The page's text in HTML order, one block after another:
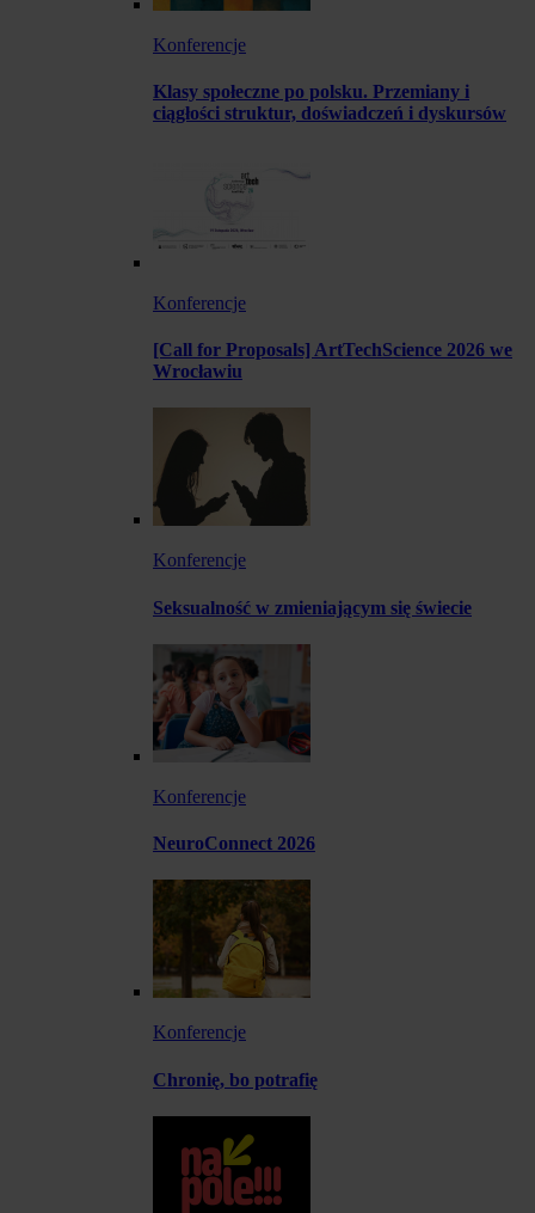
Konferencje
Klasy społeczne po polsku. Przemiany i
ciągłości struktur, doświadczeń i dyskursów
Konferencje
[Call for Proposals] ArtTechScience 2026 we
Wrocławiu
Konferencje
Seksualność w zmieniającym się świecie
Konferencje
NeuroConnect 2026
Konferencje
Chronię, bo potrafię